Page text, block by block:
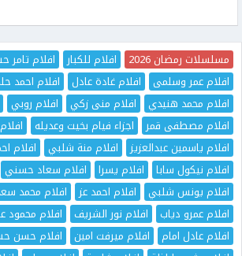
مسلسلات رمضان 2026 افلام للكبار
افلام تامر
افلام عمر وسلمى
افلام غادة عادل
افلام احمد
افلام محمد هنيدي
افلام منى زكي افلام روبي
افلام مصطفى قمر
اجزاء فيام بخيت وعديله
افلام ياسمين عبدالعزيز
افلام منة شلبي
افلام
افلام نيكول سابا
افلام يسرا افلام سعاد حسني
افلام يونس شلبي
افلام احمد عز
افلام محمد
افلام عمرو دياب
افلام نور الشريف
افلام محمود
افلام عادل امام
افلام ميرفت امين
افلام حسن